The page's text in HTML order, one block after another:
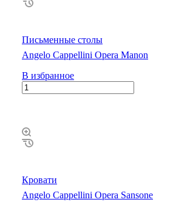
Письменные столы
Angelo Cappellini Opera Manon
В избранное
Кровати
Angelo Cappellini Opera Sansone